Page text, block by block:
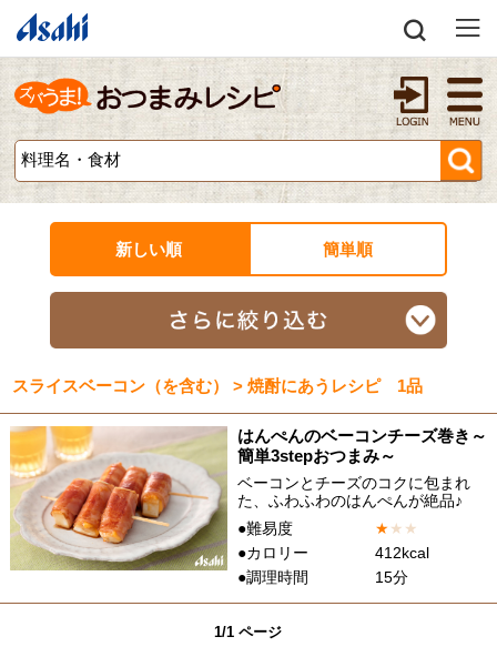
新しい順 簡単順
スライスベーコン（を含む） > 焼酎にあうレシピ 1品
はんぺんのベーコンチーズ巻き～
簡単3stepおつまみ～
ベーコンとチーズのコクに包まれ
た、ふわふわのはんぺんが絶品♪
●難易度
★★ ★
●カロリー
412kcal
●調理時間
15分
1/1 ページ